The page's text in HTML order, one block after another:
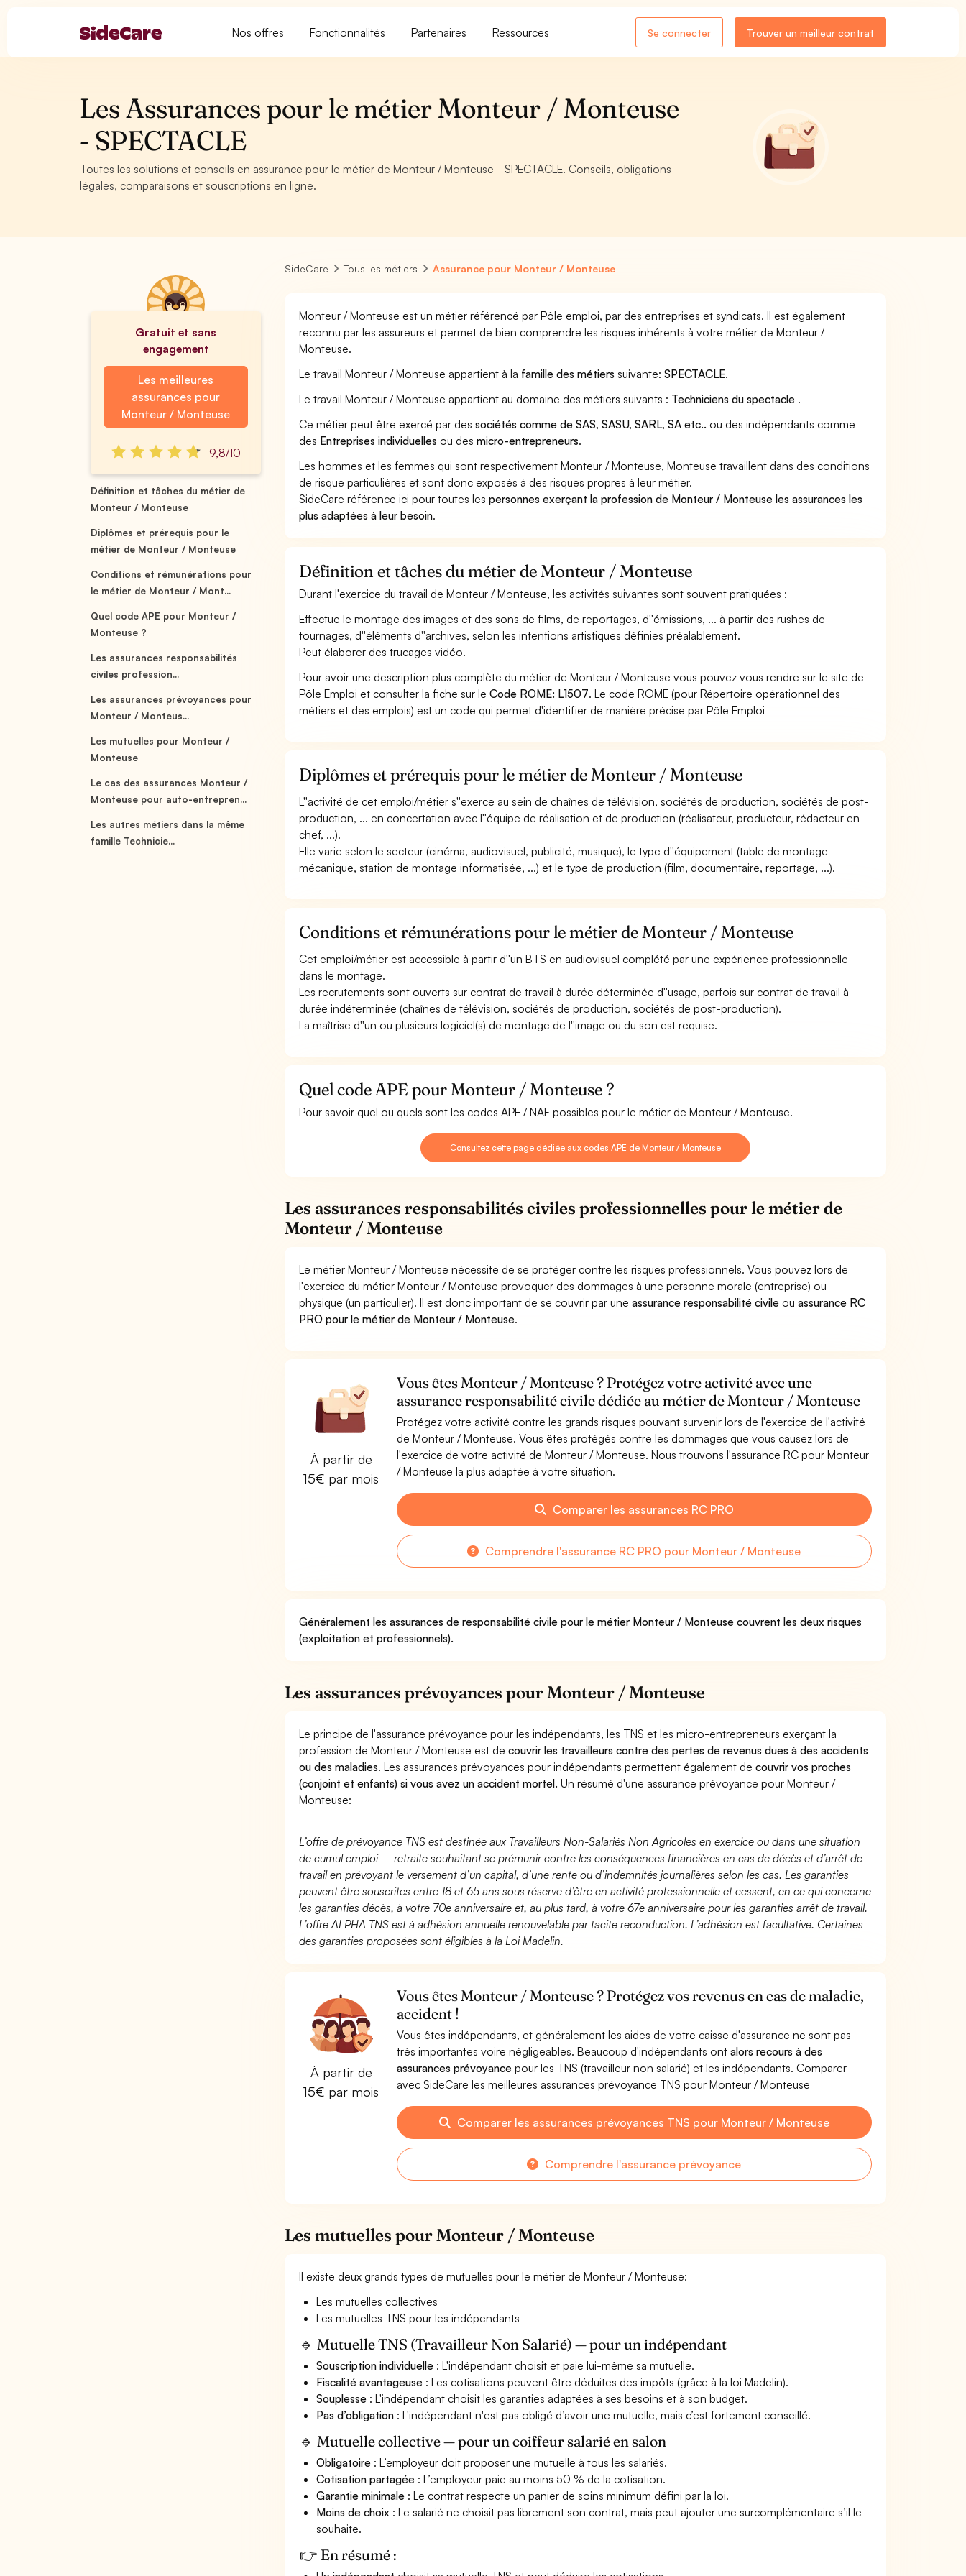
Nos offres Fonctionnalités Partenaires Ressources Se connecter Trouver un meilleur contrat
Les Assurances pour le métier Monteur / Monteuse
- SPECTACLE
Toutes les solutions et conseils en assurance pour le métier de Monteur / Monteuse - SPECTACLE. Conseils, obligations
légales, comparaisons et souscriptions en ligne.
Gratuit et sans
engagement
Les meilleures
assurances pour
Monteur / Monteuse
9,8/10
Définition et tâches du métier de
Monteur / Monteuse
Diplômes et prérequis pour le
métier de Monteur / Monteuse
Conditions et rémunérations pour
le métier de Monteur / Mont...
Quel code APE pour Monteur /
Monteuse ?
Les assurances responsabilités
civiles profession...
Les assurances prévoyances pour
Monteur / Monteus...
Les mutuelles pour Monteur /
Monteuse
Le cas des assurances Monteur /
Monteuse pour auto-entrepren...
Les autres métiers dans la même
famille Technicie...
SideCare Tous les métiers Assurance pour Monteur / Monteuse
Monteur / Monteuse est un métier référencé par Pôle emploi, par des entreprises et syndicats. Il est également
reconnu par les assureurs et permet de bien comprendre les risques inhérents à votre métier de Monteur /
Monteuse.
Le travail Monteur / Monteuse appartient à la famille des métiers suivante:SPECTACLE.
Le travail Monteur / Monteuse appartient au domaine des métiers suivants : Techniciens du spectacle .
Ce métier peut être exercé par dessociétés comme de SAS, SASU, SARL, SA etc.. ou des indépendants comme
des Entreprises individuelles ou desmicro-entrepreneurs.
Les hommes et les femmes qui sont respectivement Monteur / Monteuse, Monteuse travaillent dans des conditions
de risque particulières et sont donc exposés à des risques propres à leur métier.
SideCare référence ici pour toutes lespersonnes exerçant la profession de Monteur / Monteuse les assurances les
plus adaptées à leur besoin.
Définition et tâches du métier de Monteur / Monteuse
Durant l'exercice du travail de Monteur / Monteuse, les activités suivantes sont souvent pratiquées :
Effectue le montage des images et des sons de films, de reportages, d''émissions, ... à partir des rushes de
tournages, d''éléments d''archives, selon les intentions artistiques définies préalablement.
Peut élaborer des trucages vidéo.
Pour avoir une description plus complète du métier de Monteur / Monteuse vous pouvez vous rendre sur le site de
Pôle Emploi et consulter la fiche sur leCode ROME: L1507. Le code ROME (pour Répertoire opérationnel des
métiers et des emplois) est un code qui permet d'identifier de manière précise par Pôle Emploi
Diplômes et prérequis pour le métier de Monteur / Monteuse
L''activité de cet emploi/métier s''exerce au sein de chaînes de télévision, sociétés de production, sociétés de post-
production, ... en concertation avec l''équipe de réalisation et de production (réalisateur, producteur, rédacteur en
chef, ...).
Elle varie selon le secteur (cinéma, audiovisuel, publicité, musique), le type d''équipement (table de montage
mécanique, station de montage informatisée, ...) et le type de production (film, documentaire, reportage, ...).
Conditions et rémunérations pour le métier de Monteur / Monteuse
Cet emploi/métier est accessible à partir d''un BTS en audiovisuel complété par une expérience professionnelle
dans le montage.
Les recrutements sont ouverts sur contrat de travail à durée déterminée d''usage, parfois sur contrat de travail à
durée indéterminée (chaînes de télévision, sociétés de production, sociétés de post-production).
La maîtrise d''un ou plusieurs logiciel(s) de montage de l''image ou du son est requise.
Quel code APE pour Monteur / Monteuse ?
Pour savoir quel ou quels sont les codes APE / NAF possibles pour le métier de Monteur / Monteuse.
Consultez cette page dédiée aux codes APE de Monteur / Monteuse
Les assurances responsabilités civiles professionnelles pour le métier de
Monteur / Monteuse
Le métier Monteur / Monteuse nécessite de se protéger contre les risques professionnels. Vous pouvez lors de
l'exercice du métier Monteur / Monteuse provoquer des dommages à une personne morale (entreprise) ou
physique (un particulier). Il est donc important de se couvrir par uneassurance responsabilité civile ouassurance RC
PRO pour le métier de Monteur / Monteuse.
À partir de
15€ par mois
Vous êtes Monteur / Monteuse ? Protégez votre activité avec une
assurance responsabilité civile dédiée au métier de Monteur / Monteuse
Protégez votre activité contre les grands risques pouvant survenir lors de l'exercice de l'activité
de Monteur / Monteuse. Vous êtes protégés contre les dommages que vous causez lors de
l'exercice de votre activité de Monteur / Monteuse. Nous trouvons l'assurance RC pour Monteur
/ Monteuse la plus adaptée à votre situation.
Comparer les assurances RC PRO
Comprendre l'assurance RC PRO pour Monteur / Monteuse
Généralement les assurances de responsabilité civile pour le métier Monteur / Monteuse couvrent les deux risques
(exploitation et professionnels).
Les assurances prévoyances pour Monteur / Monteuse
Le principe de l'assurance prévoyance pour les indépendants, les TNS et les micro-entrepreneurs exerçant la
profession de Monteur / Monteuse est decouvrir les travailleurs contre des pertes de revenus dues à des accidents
ou des maladies. Les assurances prévoyances pour indépendants permettent également decouvrir vos proches
(conjoint et enfants) si vous avez un accident mortel. Un résumé d'une assurance prévoyance pour Monteur /
Monteuse:
L’offre de prévoyance TNS est destinée aux Travailleurs Non-Salariés Non Agricoles en exercice ou dans une situation
de cumul emploi – retraite souhaitant se prémunir contre les conséquences financières en cas de décès et d’arrêt de
travail en prévoyant le versement d’un capital, d’une rente ou d’indemnités journalières selon les cas. Les garanties
peuvent être souscrites entre 18 et 65 ans sous réserve d’être en activité professionnelle et cessent, en ce qui concerne
les garanties décès, à votre 70e anniversaire et, au plus tard, à votre 67e anniversaire pour les garanties arrêt de travail.
L’offre ALPHA TNS est à adhésion annuelle renouvelable par tacite reconduction. L’adhésion est facultative. Certaines
des garanties proposées sont éligibles à la Loi Madelin.
À partir de
15€ par mois
Vous êtes Monteur / Monteuse ? Protégez vos revenus en cas de maladie,
accident !
Vous êtes indépendants, et généralement les aides de votre caisse d'assurance ne sont pas
très importantes voire négligeables. Beaucoup d'indépendants ont alors recours à des
assurances prévoyancepour les TNS (travailleur non salarié) et les indépendants. Comparer
avec SideCare les meilleures assurances prévoyance TNS pour Monteur / Monteuse
Comparer les assurances prévoyances TNS pour Monteur / Monteuse
Comprendre l'assurance prévoyance
Les mutuelles pour Monteur / Monteuse
Il existe deux grands types de mutuelles pour le métier de Monteur / Monteuse:
Les mutuelles collectives
Les mutuelles TNS pour les indépendants
🔹 Mutuelle TNS (Travailleur Non Salarié) — pour un indépendant
Souscription individuelle : L'indépendant choisit et paie lui-même sa mutuelle.
Fiscalité avantageuse : Les cotisations peuvent être déduites des impôts (grâce à la loi Madelin).
Souplesse : L'indépendant choisit les garanties adaptées à ses besoins et à son budget.
Pas d’obligation : L'indépendant n'est pas obligé d’avoir une mutuelle, mais c’est fortement conseillé.
🔹 Mutuelle collective — pour un coiffeur salarié en salon
Obligatoire : L’employeur doit proposer une mutuelle à tous les salariés.
Cotisation partagée : L’employeur paie au moins 50 % de la cotisation.
Garantie minimale : Le contrat respecte un panier de soins minimum défini par la loi.
Moins de choix : Le salarié ne choisit pas librement son contrat, mais peut ajouter une surcomplémentaire s’il le
souhaite.
👉 En résumé :